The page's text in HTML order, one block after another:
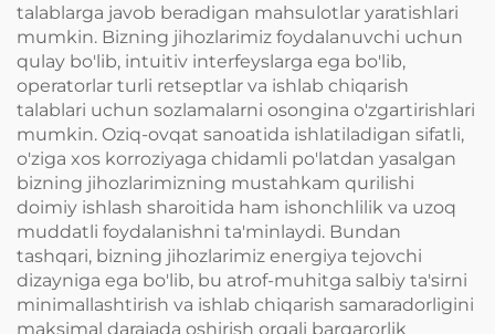
talablarga javob beradigan mahsulotlar yaratishlari
mumkin. Bizning jihozlarimiz foydalanuvchi uchun
qulay bo'lib, intuitiv interfeyslarga ega bo'lib,
operatorlar turli retseptlar va ishlab chiqarish
talablari uchun sozlamalarni osongina o'zgartirishlari
mumkin. Oziq-ovqat sanoatida ishlatiladigan sifatli,
o'ziga xos korroziyaga chidamli po'latdan yasalgan
bizning jihozlarimizning mustahkam qurilishi
doimiy ishlash sharoitida ham ishonchlilik va uzoq
muddatli foydalanishni ta'minlaydi. Bundan
tashqari, bizning jihozlarimiz energiya tejovchi
dizayniga ega bo'lib, bu atrof-muhitga salbiy ta'sirni
minimallashtirish va ishlab chiqarish samaradorligini
maksimal darajada oshirish orqali barqarorlik